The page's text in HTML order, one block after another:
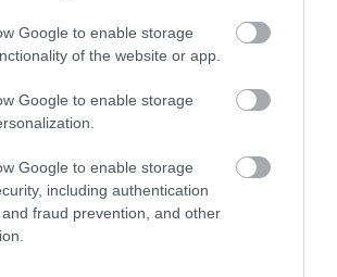
Google to enable storage
of the website or app.
Google to enable storage
Google to enable storage
including authentication
fraud prevention, and other